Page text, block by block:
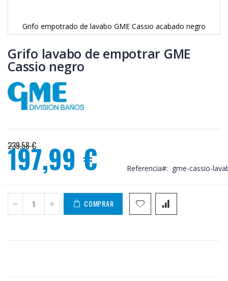
Grifo empotrado de lavabo GME Cassio acabado negro
al
comienzo
de
galería
de
imágenes
Grifo lavabo de empotrar GME
Cassio negro
239,58 €
Precio
especial
197,99 € Referencia gme-cassio-
COMPRAR